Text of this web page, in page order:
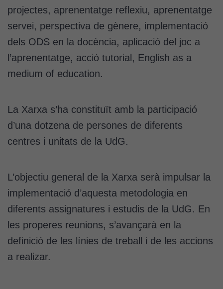
projectes, aprenentatge reflexiu, aprenentatge
servei, perspectiva de gènere, implementació
dels ODS en la docència, aplicació del joc a
l’aprenentatge, acció tutorial, English as a
medium of education.
La Xarxa s’ha constituït amb la participació
d’una dotzena de persones de diferents
centres i unitats de la UdG.
L’objectiu general de la Xarxa serà impulsar la
implementació d’aquesta metodologia en
diferents assignatures i estudis de la UdG. En
les properes reunions, s’avançarà en la
definició de les línies de treball i de les accions
a realizar.